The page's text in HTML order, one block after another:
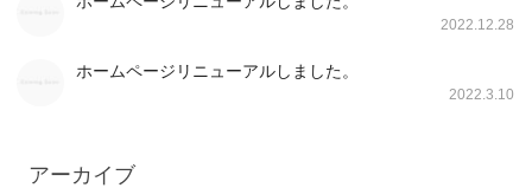
2022.12.28
ホームページリニューアルしました。
2022.3.10
アーカイブ